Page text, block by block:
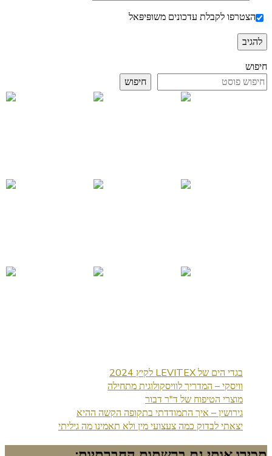
הצטרפו לקבלת עדכונים משופּיפּאל
חיפוש
חיפוש
בגדי הים של LEVITEX לקיץ 2024
וויסקי – המדריך לוויסקולוגית מתחילה
מוצרי הטיפוח של ד"ר דבור
גירושין – איך התמודדתי בתקופה הקשה ההיא
יצאתי לבדוק כמה צעצועי מין ולא תאמינו מה גיליתי